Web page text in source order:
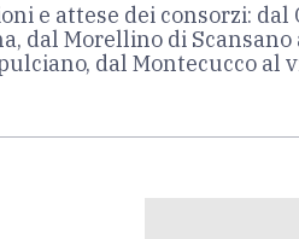
e attese dei consorzi:
dal Morellino di
dal Montecucco al